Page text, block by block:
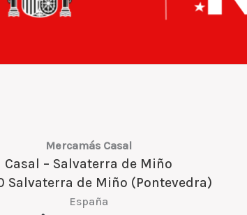
Mercamás Casal
Casal – Salvaterra de Miño
Salvaterra de Miño (Pontevedra)
España